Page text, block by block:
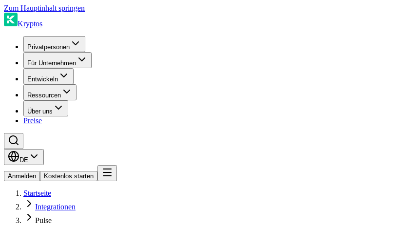
Zum Hauptinhalt springen
Kryptos
Privatpersonen
Für Unternehmen
Entwickeln
Ressourcen
Über uns
Preise
DE
Anmelden Kostenlos starten
Startseite
Integrationen
Pulse